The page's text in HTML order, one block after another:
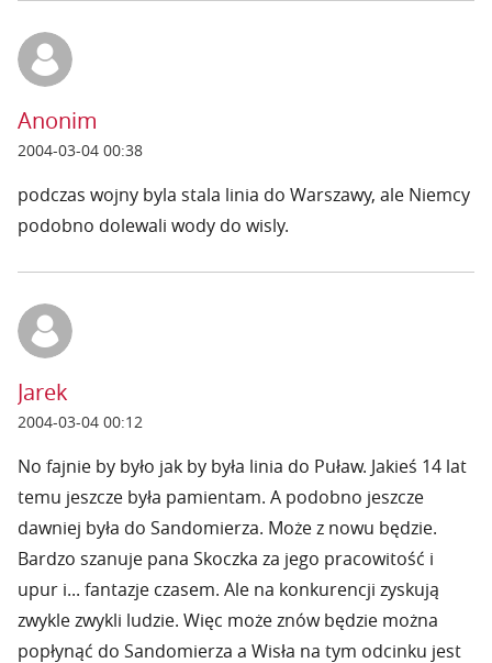
Anonim
2004-03-04 00:38
podczas wojny byla stala linia do Warszawy, ale Niemcy
podobno dolewali wody do wisly.
Jarek
2004-03-04 00:12
No fajnie by było jak by była linia do Puław. Jakieś 14 lat
temu jeszcze była pamientam. A podobno jeszcze
dawniej była do Sandomierza. Może z nowu będzie.
Bardzo szanuje pana Skoczka za jego pracowitość i
upur i... fantazje czasem. Ale na konkurencji zyskują
zwykle zwykli ludzie. Więc może znów będzie można
popłynąć do Sandomierza a Wisła na tym odcinku jest